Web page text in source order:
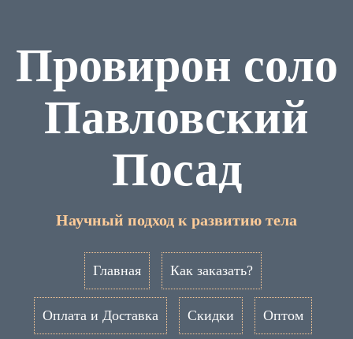
Провирон соло
Павловский
Посад
Научный подход к развитию тела
Главная Как заказать?
Оплата и Доставка Скидки Оптом